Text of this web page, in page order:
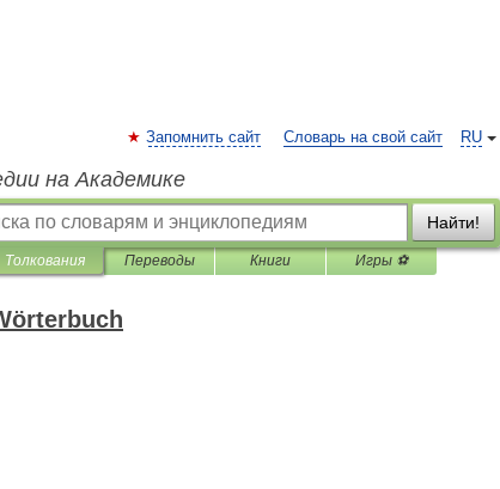
RU
Запомнить сайт Словарь на свой сайт
на Академике
Найти!
Толкования Переводы Книги Игры ⚽